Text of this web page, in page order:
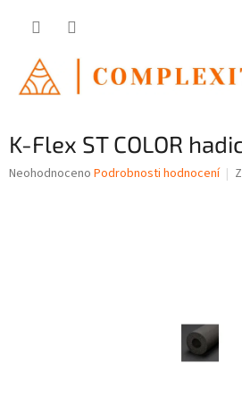
K-Flex ST COLOR
Průměrné
Neohodnoceno Podrobnosti hodnocení